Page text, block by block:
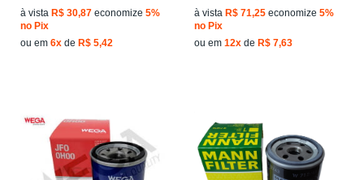
à vista R$ 30,87 economize 5%
no Pix
ou em 6x de R$ 5,42
à vista R$ 71,25 economize 5%
no Pix
ou em 12x de R$ 7,63